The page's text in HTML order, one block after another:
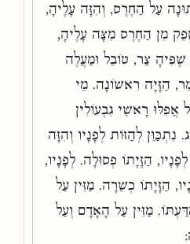
עַל הַחֶרֶס, וְהִזָּה עָלֶיהָ,
מִן הַחֶרֶס מִצָּה עָלֶיהָ,
שֶׁפִּיהָ צַר, טוֹבֵל וּמַעֲלֶה
הַזָּיָה רִאשׁוֹנָה. מֵי
רָאשֵׁי גִבְעוֹלִין
נִתְכַּוֵּן לְהַזּוֹת לְפָנָיו וְהִזָּה
הַזָּיָתוֹ פְסוּלָה. לְפָנָיו,
הַזָּיָתוֹ כְשֵׁרָה. מַזִּין עַל
מַזִּין עַל הָאָדָם וְעַל